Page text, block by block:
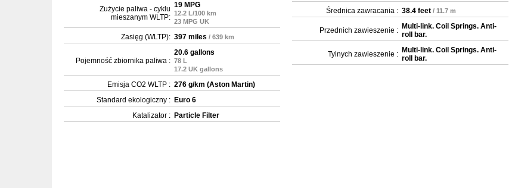
Zużycie paliwa - cyklu
mieszanym WLTP:
19 MPG
12.2 L/100 km
23 MPG UK
Zasięg (WLTP): 397 miles / 639 km
Pojemność zbiornika paliwa :
20.6 gallons
78 L
17.2 UK gallons
Emisja CO2 WLTP : 276 g/km (Aston Martin)
Standard ekologiczny : Euro 6
Katalizator : Particle Filter
Średnica zawracania : 38.4 feet / 11.7 m
Przednich zawieszenie : Multi-link. Coil Springs. Anti-
roll bar.
Tylnych zawieszenie : Multi-link. Coil Springs. Anti-
roll bar.